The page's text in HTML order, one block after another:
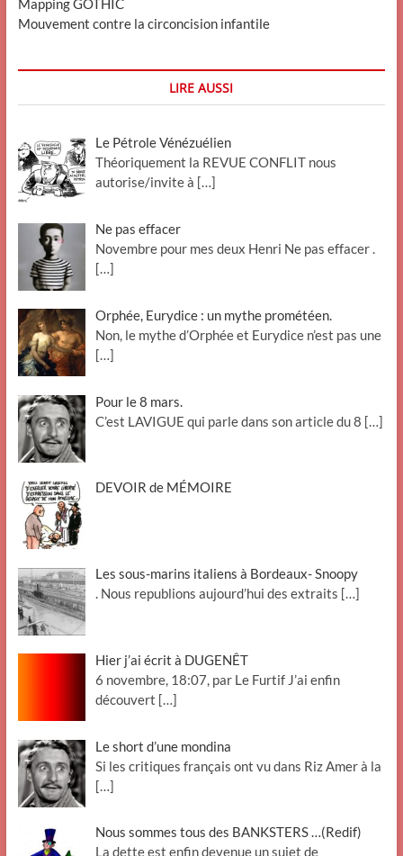
Mapping GOTHIC
Mouvement contre la circoncision infantile
LIRE AUSSI
Le Pétrole Vénézuélien
Théoriquement la REVUE CONFLIT nous
autorise/invite à […]
Ne pas effacer
Novembre pour mes deux Henri Ne pas effacer .
[…]
Orphée, Eurydice : un mythe prométéen.
Non, le mythe d’Orphée et Eurydice n’est pas une
[…]
Pour le 8 mars.
C’est LAVIGUE qui parle dans son article du 8 […]
DEVOIR de MÉMOIRE
Les sous-marins italiens à Bordeaux- Snoopy
. Nous republions aujourd’hui des extraits […]
Hier j’ai écrit à DUGENÊT
6 novembre, 18:07, par Le Furtif J’ai enfin
découvert […]
Le short d’une mondina
Si les critiques français ont vu dans Riz Amer à la
[…]
Nous sommes tous des BANKSTERS …(Redif)
La dette est enfin devenue un sujet de